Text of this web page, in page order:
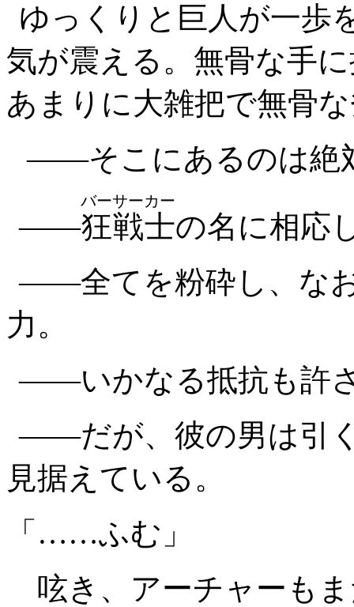
ゆっくりと巨人が一歩
気が震える。無骨な手
あまりに大雑把で無骨
――そこにあるのは絶
――狂戦士
バーサーカー
の名に相
――全てを粉砕し、な
力。
――いかなる抵抗も許
――だが、彼の男は引
見据えている。
「……ふむ」
呟き、アーチャーも